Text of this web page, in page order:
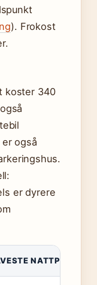
). Frokost
koster 340
også
er dyrere
NATTPRIS